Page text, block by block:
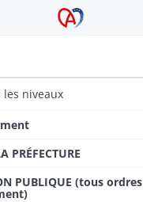
Archives Alsace - Colmar
les niveaux
PRÉFECTURE
PUBLIQUE (tous ordres